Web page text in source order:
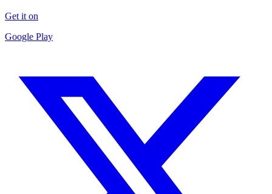
Get it on
Google Play